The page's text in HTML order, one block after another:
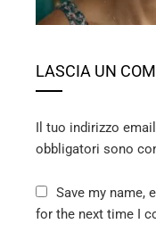
LASCIA UN
Il tuo indirizzo
obbligatori sono
Save my name,
for the next time I